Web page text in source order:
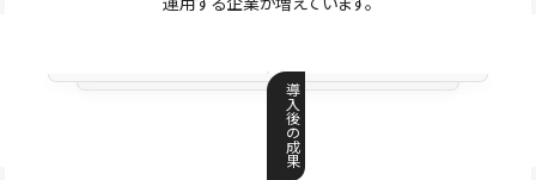
導
入
後
の
成
果